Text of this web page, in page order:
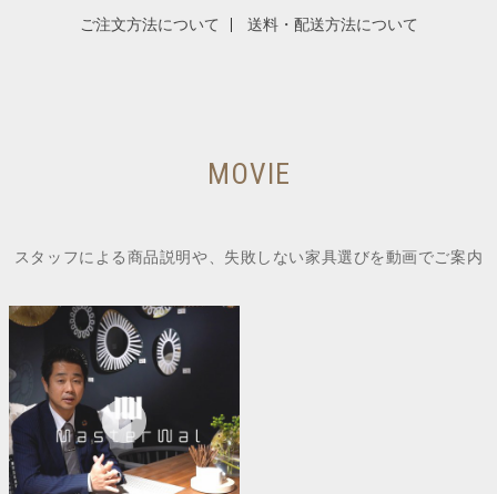
ご注文方法について 送料・配送方法について
MOVIE
スタッフによる商品説明や、失敗しない家具選びを動画でご案内